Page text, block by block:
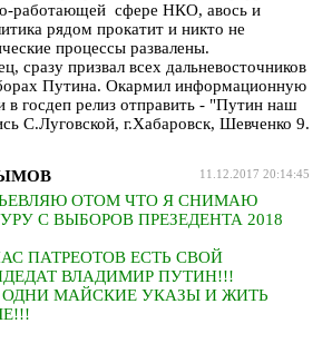
работающей сфере НКО, авось и
рядом прокатит и никто не
процессы развалены.
сразу призвал всех дальневосточников
Путина. Окармил информационную
в госдеп релиз отправить - "Путин наш
С.Луговской, г.Хабаровск, Шевченко 9.
11.12.2017 20:14:45
ОТОМ ЧТО Я СНИМАЮ
С ВЫБОРОВ ПРЕЗЕДЕНТА 2018
ПАТРЕОТОВ ЕСТЬ СВОЙ
ВЛАДИМИР ПУТИН!!!
ОДНИ МАЙСКИЕ УКАЗЫ И ЖИТЬ